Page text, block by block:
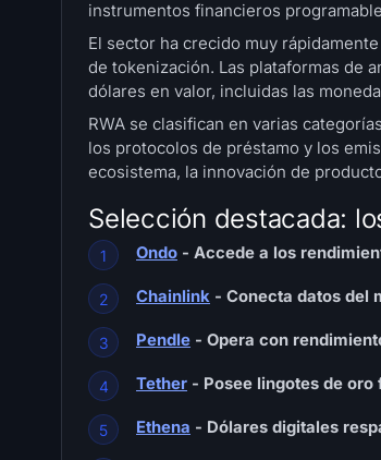
instrumentos financieros
El sector ha crecido muy
de tokenización. Las plataformas de
dólares en valor, incluidas las
RWA se clasifican en varias
los protocolos de préstamo y los
ecosistema, la innovación de
Selección destacada:
Ondo - Accede a los
Chainlink - Conecta datos del
Pendle - Opera con
Tether - Posee lingotes de
Ethena - Dólares digitales